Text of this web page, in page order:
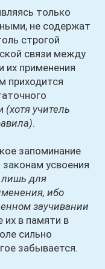
только
не содержат
строгой
связи между
их применения
приходится
(хотя учитель
.
запоминание
усвоения
лишь для
ибо
заучивании
их в памяти в
сильно
забывается.